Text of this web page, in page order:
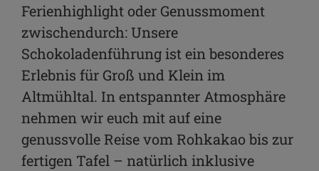
Ferienhighlight oder Genussmoment
zwischendurch: Unsere
Schokoladenführung ist ein besonderes
Erlebnis für Groß und Klein im
Altmühltal. In entspannter Atmosphäre
nehmen wir euch mit auf eine
genussvolle Reise vom Rohkakao bis zur
fertigen Tafel – natürlich inklusive